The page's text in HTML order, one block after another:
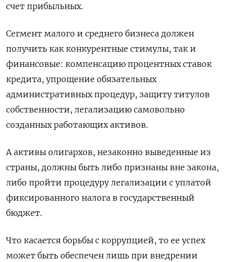
счет прибыльных.
Сегмент малого и среднего бизнеса должен
получить как конкурентные стимулы, так и
финансовые: компенсацию процентных ставок
кредита, упрощение обязательных
административных процедур, защиту титулов
собственности, легализацию самовольно
созданных работающих активов.
А активы олигархов, незаконно выведенные из
страны, должны быть либо признаны вне закона,
либо пройти процедуру легализации с уплатой
фиксированного налога в государственный
бюджет.
Что касается борьбы с коррупцией, то ее успех
может быть обеспечен лишь при внедрении